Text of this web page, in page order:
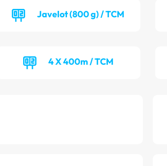
Javelot (800 g) / TCM
4 X 400m / TCM